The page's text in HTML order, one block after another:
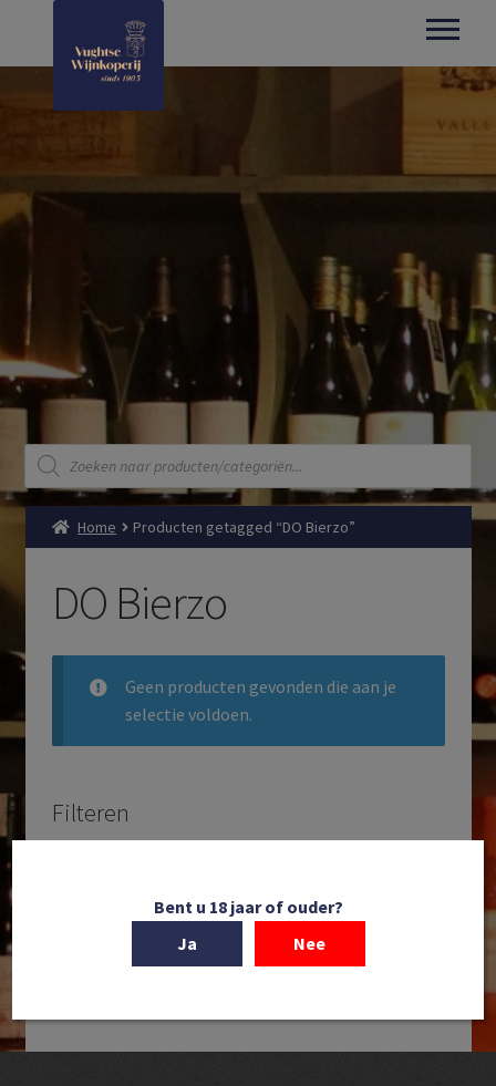
Producten
zoeken
Home Producten getagged “DO Bierzo”
DO Bierzo
Geen producten gevonden die aan je
selectie voldoen.
Filteren
Bent u 18 jaar of ouder?
Ja
Nee